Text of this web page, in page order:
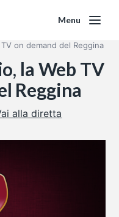
Menu
on demand del Reggina
la Web TV
Reggina
alla diretta